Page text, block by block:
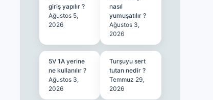
giriş yapılır ?
Ağustos 5,
2026
nasıl
yumuşatılır ?
Ağustos 3,
2026
5V 1A yerine
ne kullanılır ?
Ağustos 3,
2026
Turşuyu sert
tutan nedir ?
Temmuz 29,
2026